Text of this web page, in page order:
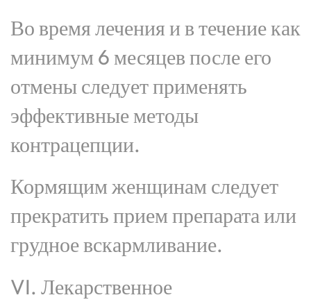
Во время лечения и в течение как
минимум 6 месяцев после его
отмены следует применять
эффективные методы
контрацепции.
Кормящим женщинам следует
прекратить прием препарата или
грудное вскармливание.
VI. Лекарственное